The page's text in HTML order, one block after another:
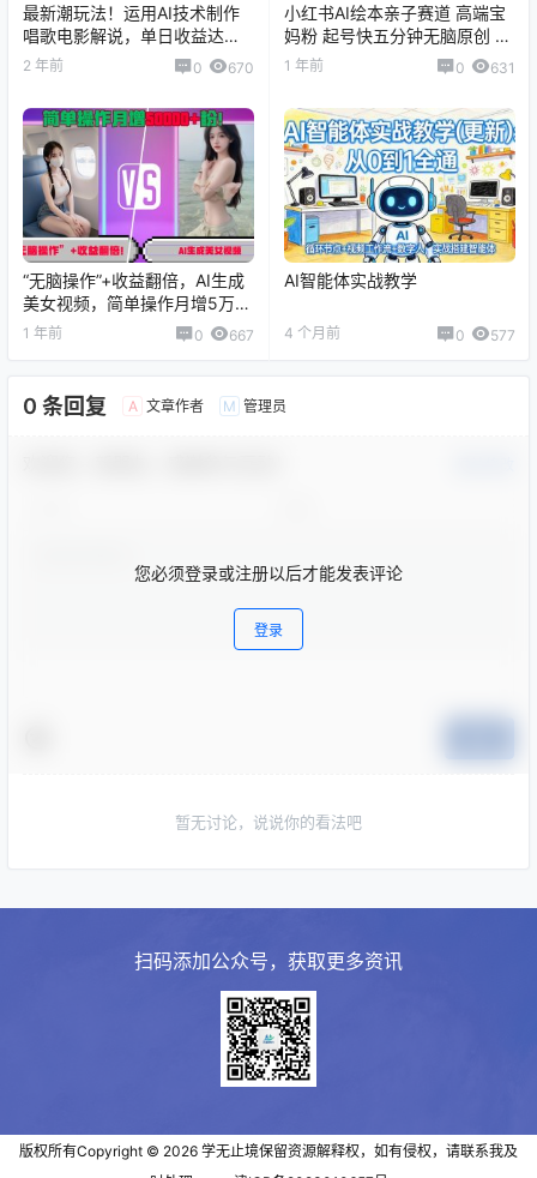
最新潮玩法！运用AI技术制作
唱歌电影解说，单日收益达
2000+，一个月涨粉60万【揭
2 年前 0 670
小红书AI绘本亲子赛道 高端宝
妈粉 起号快五分钟无脑原创 小
白宝妈上班族轻松玩赚副业
1 年前 0 631
“无脑操作”+收益翻倍，AI生成
美女视频，简单操作月增5万
粉!
1 年前 0 667
AI智能体实战教学
4 个月前 0 577
0 条回复 A 文章作者 M 管理员
您必须登录或注册以后才能发表评论
登录
暂无讨论，说说你的看法吧
扫码添加公众号，获取更多资讯
版权所有Copyright © 2026 学无止境保留资源解释权，如有侵权，请联系我及